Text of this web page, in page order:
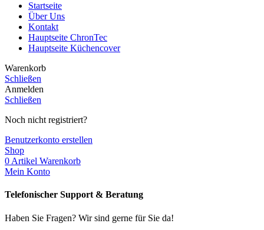
Startseite
Über Uns
Kontakt
Hauptseite ChronTec
Hauptseite Küchencover
Warenkorb
Schließen
Anmelden
Schließen
Noch nicht registriert?
Benutzerkonto erstellen
Shop
0 Artikel Warenkorb
Mein Konto
Telefonischer Support & Beratung
Haben Sie Fragen? Wir sind gerne für Sie da!